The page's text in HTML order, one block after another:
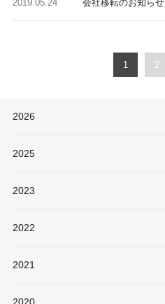
2019.05.24 会社移転のお知らせ
1 2
2026
2025
2023
2022
2021